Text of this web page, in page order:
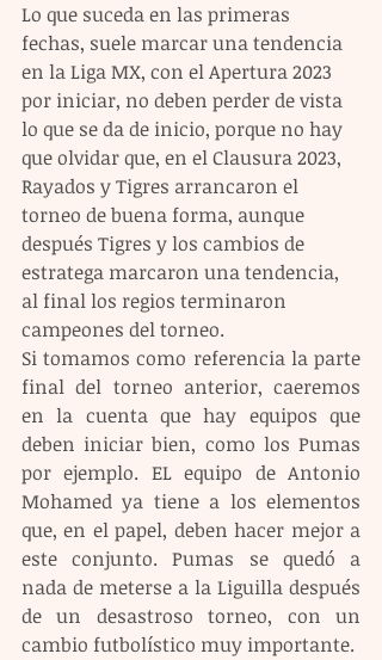
Lo que suceda en las primeras
fechas, suele marcar una tendencia
en la Liga MX, con el Apertura 2023
por iniciar, no deben perder de vista
lo que se da de inicio, porque no hay
que olvidar que, en el Clausura 2023,
Rayados y Tigres arrancaron el
torneo de buena forma, aunque
después Tigres y los cambios de
estratega marcaron una tendencia,
al final los regios terminaron
campeones del torneo.
Si tomamos como referencia la parte
final del torneo anterior, caeremos
en la cuenta que hay equipos que
deben iniciar bien, como los Pumas
por ejemplo. EL equipo de Antonio
Mohamed ya tiene a los elementos
que, en el papel, deben hacer mejor a
este conjunto. Pumas se quedó a
nada de meterse a la Liguilla después
de un desastroso torneo, con un
cambio futbolístico muy importante.